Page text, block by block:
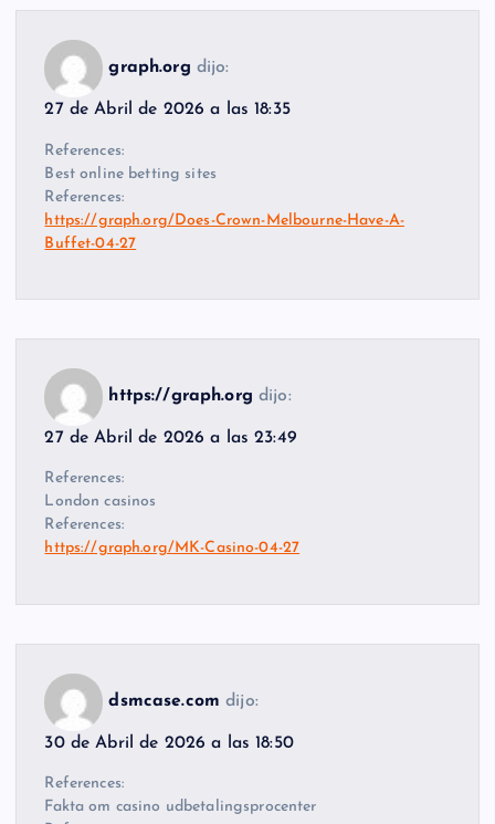
graph.org dijo:
27 de Abril de 2026 a las 18:35
References:
Best online betting sites
References:
https://graph.org/Does-Crown-Melbourne-Have-A-
Buffet-04-27
https://graph.org dijo:
27 de Abril de 2026 a las 23:49
References:
London casinos
References:
https://graph.org/MK-Casino-04-27
dsmcase.com dijo:
30 de Abril de 2026 a las 18:50
References:
Fakta om casino udbetalingsprocenter